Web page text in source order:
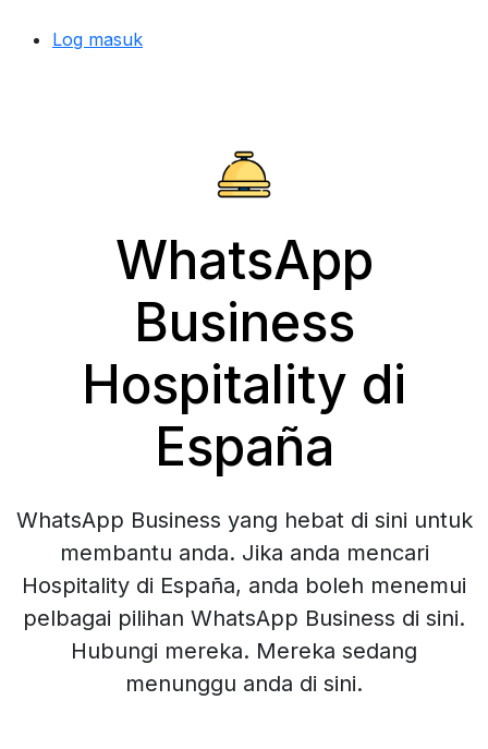
Log masuk
WhatsApp
Business
Hospitality di
España
WhatsApp Business yang hebat di sini untuk
membantu anda. Jika anda mencari
Hospitality di España, anda boleh menemui
pelbagai pilihan WhatsApp Business di sini.
Hubungi mereka. Mereka sedang
menunggu anda di sini.